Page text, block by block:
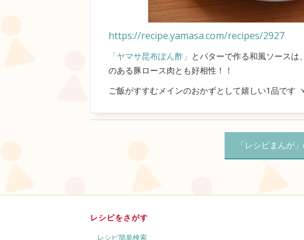
https://recipe.yamasa.com/recipes/2927
「ヤマサ昆布ぽん酢」 とバターで作る和風ソースは
のある豚ロース肉とも好相性！！
ご飯がすすむメインのおかずとして嬉しい1品です
「レシピまんが
レシピをさがす
レシピ簡単検索